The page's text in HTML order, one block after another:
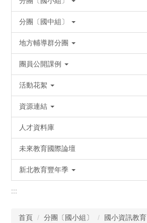
分團〔國中組〕
地方輔導群分團
團員公開課例
活動花絮
資源連結
人才資料庫
未來教育國際論壇
新北教育豐年季
:::
首頁 分團〔國小組〕
國小資訊教育